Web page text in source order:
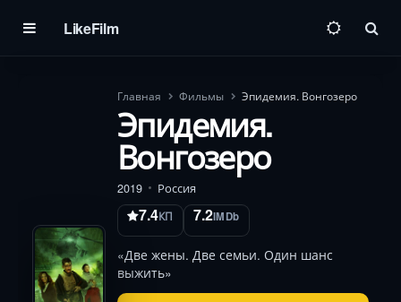
LikeFilm
Главная Фильмы Эпидемия. Вонгозеро
Эпидемия.
Вонгозеро
2019 Россия
7.4КП 7.2IMDb
«Две жены. Две семьи. Один шанс
выжить»